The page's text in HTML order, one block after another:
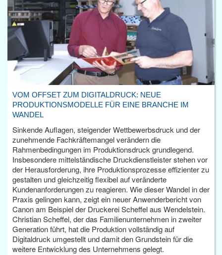
VOM OFFSET ZUM DIGITALDRUCK: NEUE
PRODUKTIONSMODELLE FÜR EINE BRANCHE IM
WANDEL
Sinkende Auflagen, steigender Wettbewerbsdruck und der
zunehmende Fachkräftemangel verändern die
Rahmenbedingungen im Produktionsdruck grundlegend.
Insbesondere mittelständische Druckdienstleister stehen vor
der Herausforderung, ihre Produktionsprozesse effizienter zu
gestalten und gleichzeitig flexibel auf veränderte
Kundenanforderungen zu reagieren. Wie dieser Wandel in der
Praxis gelingen kann, zeigt ein neuer Anwenderbericht von
Canon am Beispiel der Druckerei Scheffel aus Wendelstein.
Christian Scheffel, der das Familienunternehmen in zweiter
Generation führt, hat die Produktion vollständig auf
Digitaldruck umgestellt und damit den Grundstein für die
weitere Entwicklung des Unternehmens gelegt.